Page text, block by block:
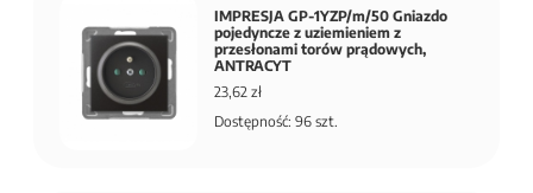
IMPRESJA GP-1YZP/m/50 Gniazdo
pojedyncze z uziemieniem z
przesłonami torów prądowych,
ANTRACYT
23,62 zł
Dostępność: 96 szt.